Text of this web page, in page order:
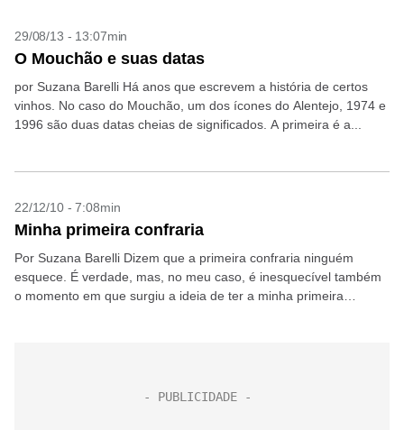
29/08/13 - 13:07min
O Mouchão e suas datas
por Suzana Barelli Há anos que escrevem a história de certos
vinhos. No caso do Mouchão, um dos ícones do Alentejo, 1974 e
1996 são duas datas cheias de significados. A primeira é a...
22/12/10 - 7:08min
Minha primeira confraria
Por Suzana Barelli Dizem que a primeira confraria ninguém
esquece. É verdade, mas, no meu caso, é inesquecível também
o momento em que surgiu a ideia de ter a minha primeira